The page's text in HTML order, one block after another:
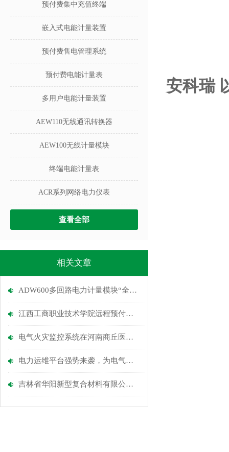
预付费集中充值终端
嵌入式电能计量装置
预付费售电管理系统
预付费电能计量表
多用户电能计量装置
AEW110无线通讯转换器
AEW100无线计量模块
终端电能计量表
ACR系列网络电力仪表
查看全部
相关文章
ADW600多回路电力计量模块“全场景用电守护方案”
江西工商职业技术学院远程预付费电能管理系统
电气火灾监控系统在河南商丘医专项目上的应用
电力运维平台强势来袭，为电气火灾监控锦上添花
吉林省华阳新型复合材料有限公司10KV新建厂房电力监控系统的设计与应用
安科瑞